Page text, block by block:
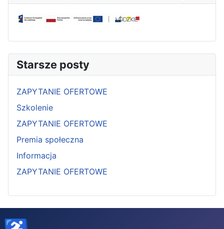
Starsze posty
ZAPYTANIE OFERTOWE
Szkolenie
ZAPYTANIE OFERTOWE
Premia społeczna
Informacja
ZAPYTANIE OFERTOWE